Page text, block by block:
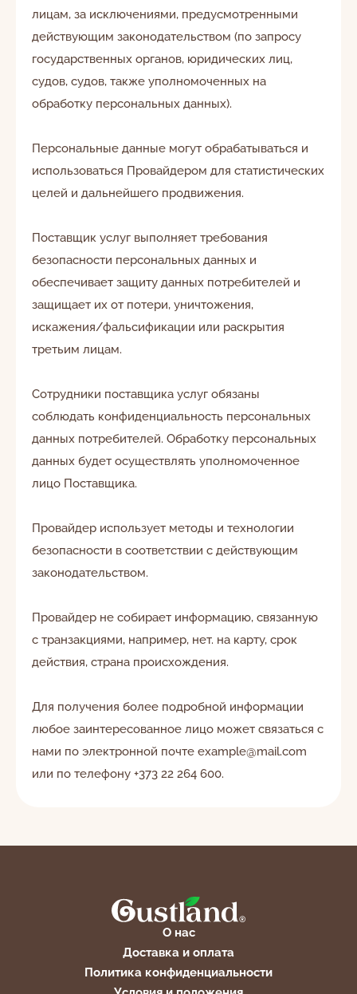
лицам, за исключениями, предусмотренными
действующим законодательством (по запросу
государственных органов, юридических лиц,
судов, судов, также уполномоченных на
обработку персональных данных).
Персональные данные могут обрабатываться и
использоваться Провайдером для статистических
целей и дальнейшего продвижения.
Поставщик услуг выполняет требования
безопасности персональных данных и
обеспечивает защиту данных потребителей и
защищает их от потери, уничтожения,
искажения/фальсификации или раскрытия
третьим лицам.
Сотрудники поставщика услуг обязаны
соблюдать конфиденциальность персональных
данных потребителей. Обработку персональных
данных будет осуществлять уполномоченное
лицо Поставщика.
Провайдер использует методы и технологии
безопасности в соответствии с действующим
законодательством.
Провайдер не собирает информацию, связанную
с транзакциями, например, нет. на карту, срок
действия, страна происхождения.
Для получения более подробной информации
любое заинтересованное лицо может связаться с
нами по электронной почте example@mail.com
или по телефону +373 22 264 600.
О нас
Доставка и оплата
Политика конфиденциальности